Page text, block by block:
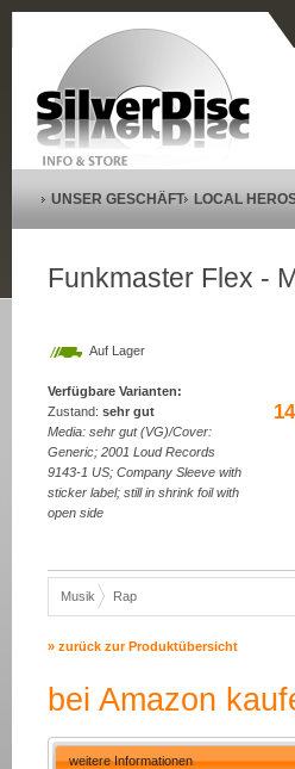
UNSER GESCHÄFT LOCAL
Funkmaster Flex -
Auf Lager
Verfügbare Varianten:
Zustand: sehr gut
Media: sehr gut (VG)/Cover:
Generic; 2001 Loud Records
9143-1 US; Company Sleeve with
sticker label; still in shrink foil with
open side
Musik Rap
» zurück zur Produktübersicht
bei Amazon
weitere Informationen